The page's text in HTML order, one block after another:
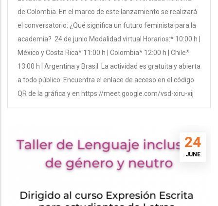
de Colombia. En el marco de este lanzamiento se realizará
el conversatorio: ¿Qué significa un futuro feminista para la
academia? 24 de junio Modalidad virtual Horarios:* 10:00 h |
México y Costa Rica* 11:00 h | Colombia* 12:00 h | Chile*
13:00 h | Argentina y Brasil La actividad es gratuita y abierta
a todo público. Encuentra el enlace de acceso en el código
QR de la gráfica y en https://meet.google.com/vsd-xiru-xij
24
JUNE